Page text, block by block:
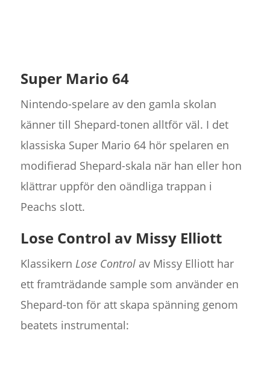
Super Mario 64
Nintendo-spelare av den gamla skolan
känner till Shepard-tonen alltför väl. I det
klassiska Super Mario 64 hör spelaren en
modifierad Shepard-skala när han eller hon
klättrar uppför den oändliga trappan i
Peachs slott.
Lose Control av Missy Elliott
Klassikern Lose Controlav Missy Elliott har
ett framträdande sample som använder en
Shepard-ton för att skapa spänning genom
beatets instrumental: